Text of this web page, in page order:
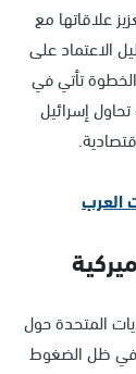
علاقاتها مع
الاعتماد على
تأتي في
إسرائيل
العرب
المتحدة حول
في ظل الضغوط